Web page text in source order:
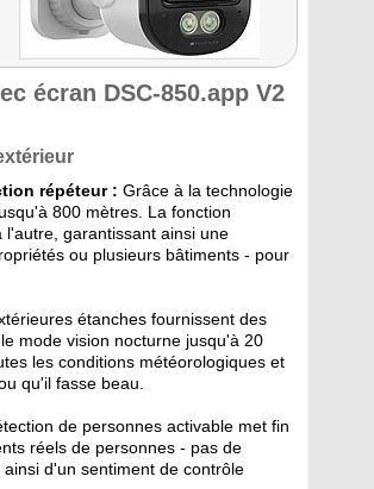
écran DSC-850.app V2
répéteur : Grâce à la technologie
800 mètres. La fonction
garantissant ainsi une
ou plusieurs bâtiments - pour
étanches fournissent des
mode vision nocturne jusqu'à 20
les conditions météorologiques et
qu'il fasse beau.
de personnes activable met fin
réels de personnes - pas de
d'un sentiment de contrôle